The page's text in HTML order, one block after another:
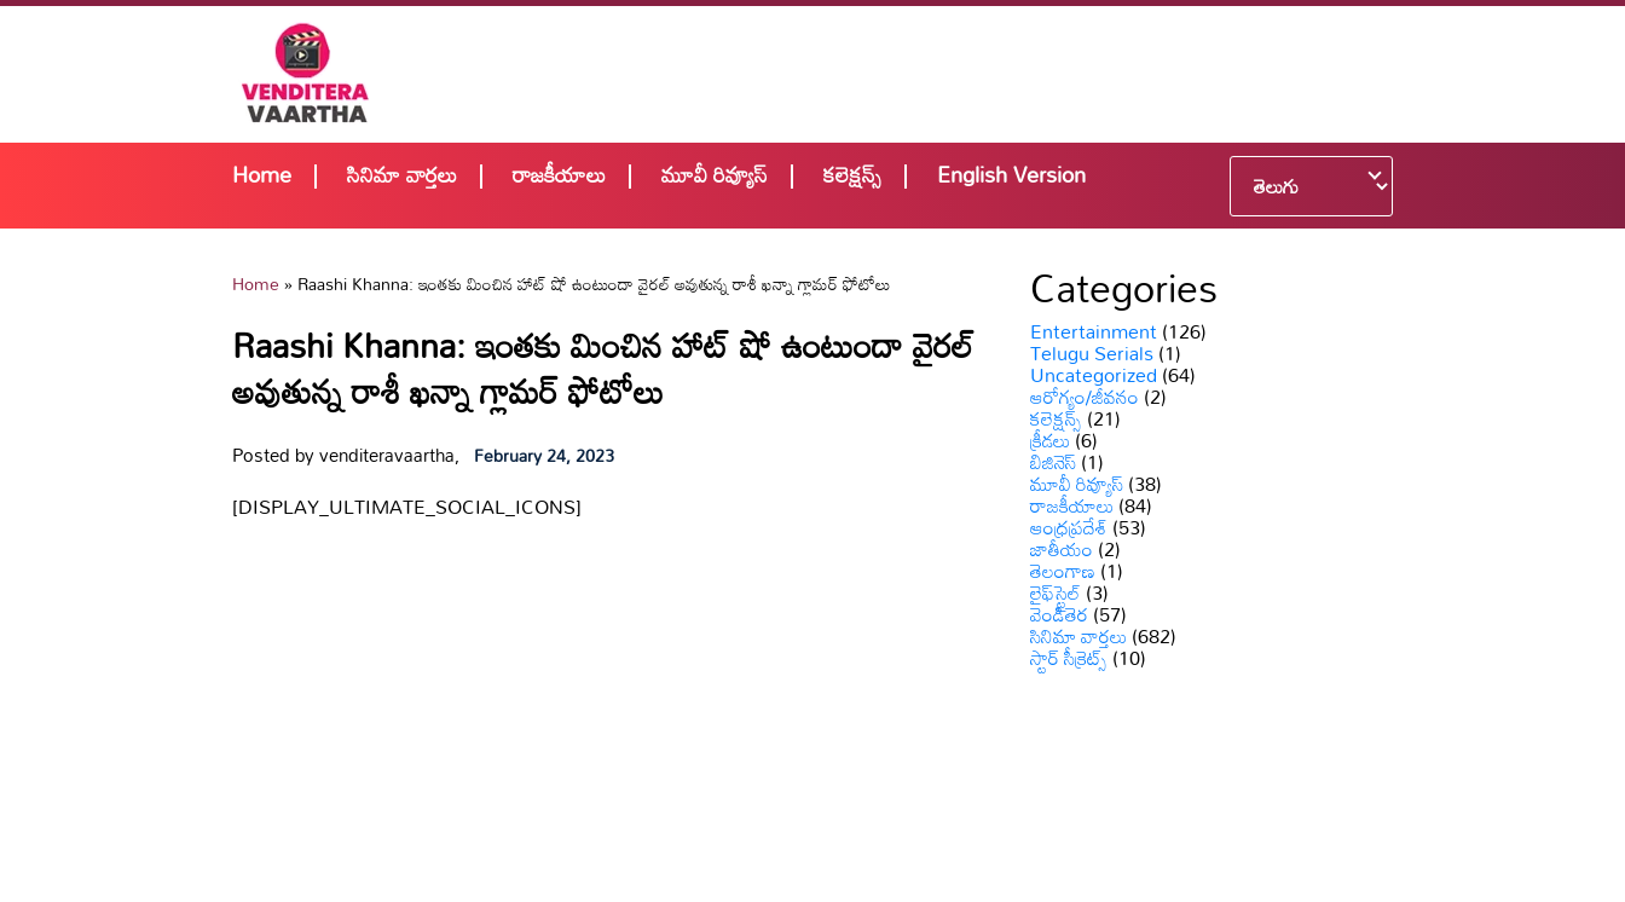
Home సినిమా వార్తలు రాజకీయాలు మూవీ రివ్యూస్ కలెక్షన్స్ English Version
Home»Raashi Khanna: ఇంతకు మించిన హాట్ షో ఉంటుందా వైరల్ అవుతున్న రాశీ ఖన్నా గ్లామర్ ఫోటోలు
Raashi Khanna: ఇంతకు మించిన హాట్ షో ఉంటుందా వైరల్
అవుతున్న రాశీ ఖన్నా గ్లామర్ ఫోటోలు
Posted by venditeravaartha, February 24, 2023
[DISPLAY_ULTIMATE_SOCIAL_ICONS]
Categories
Entertainment(126)
Telugu Serials(1)
Uncategorized(64)
ఆరోగ్యం/జీవనం(2)
కలెక్షన్స్(21)
క్రీడలు(6)
బిజినెస్(1)
మూవీ రివ్యూస్(38)
రాజకీయాలు(84)
ఆంధ్రప్రదేశ్(53)
జాతీయం(2)
తెలంగాణ(1)
లైఫ్‌స్టైల్(3)
వెండితెర(57)
సినిమా వార్తలు(682)
స్టార్ సీక్రెట్స్(10)